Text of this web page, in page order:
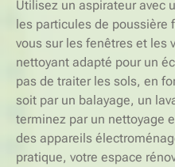
Utilisez un aspirateur avec
les particules de
vous sur les fenêtres et les
nettoyant adapté pour un
pas de traiter les sols, en
soit par un balayage, un
terminez par un nettoyage
des appareils
pratique, votre espace